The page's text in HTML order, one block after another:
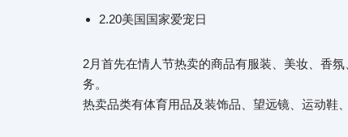
2.20美国国家爱宠日
2月首先在情人节热卖的商品有服装、美妆、香
务。
热卖品类有体育用品及装饰品、望远镜、运动鞋